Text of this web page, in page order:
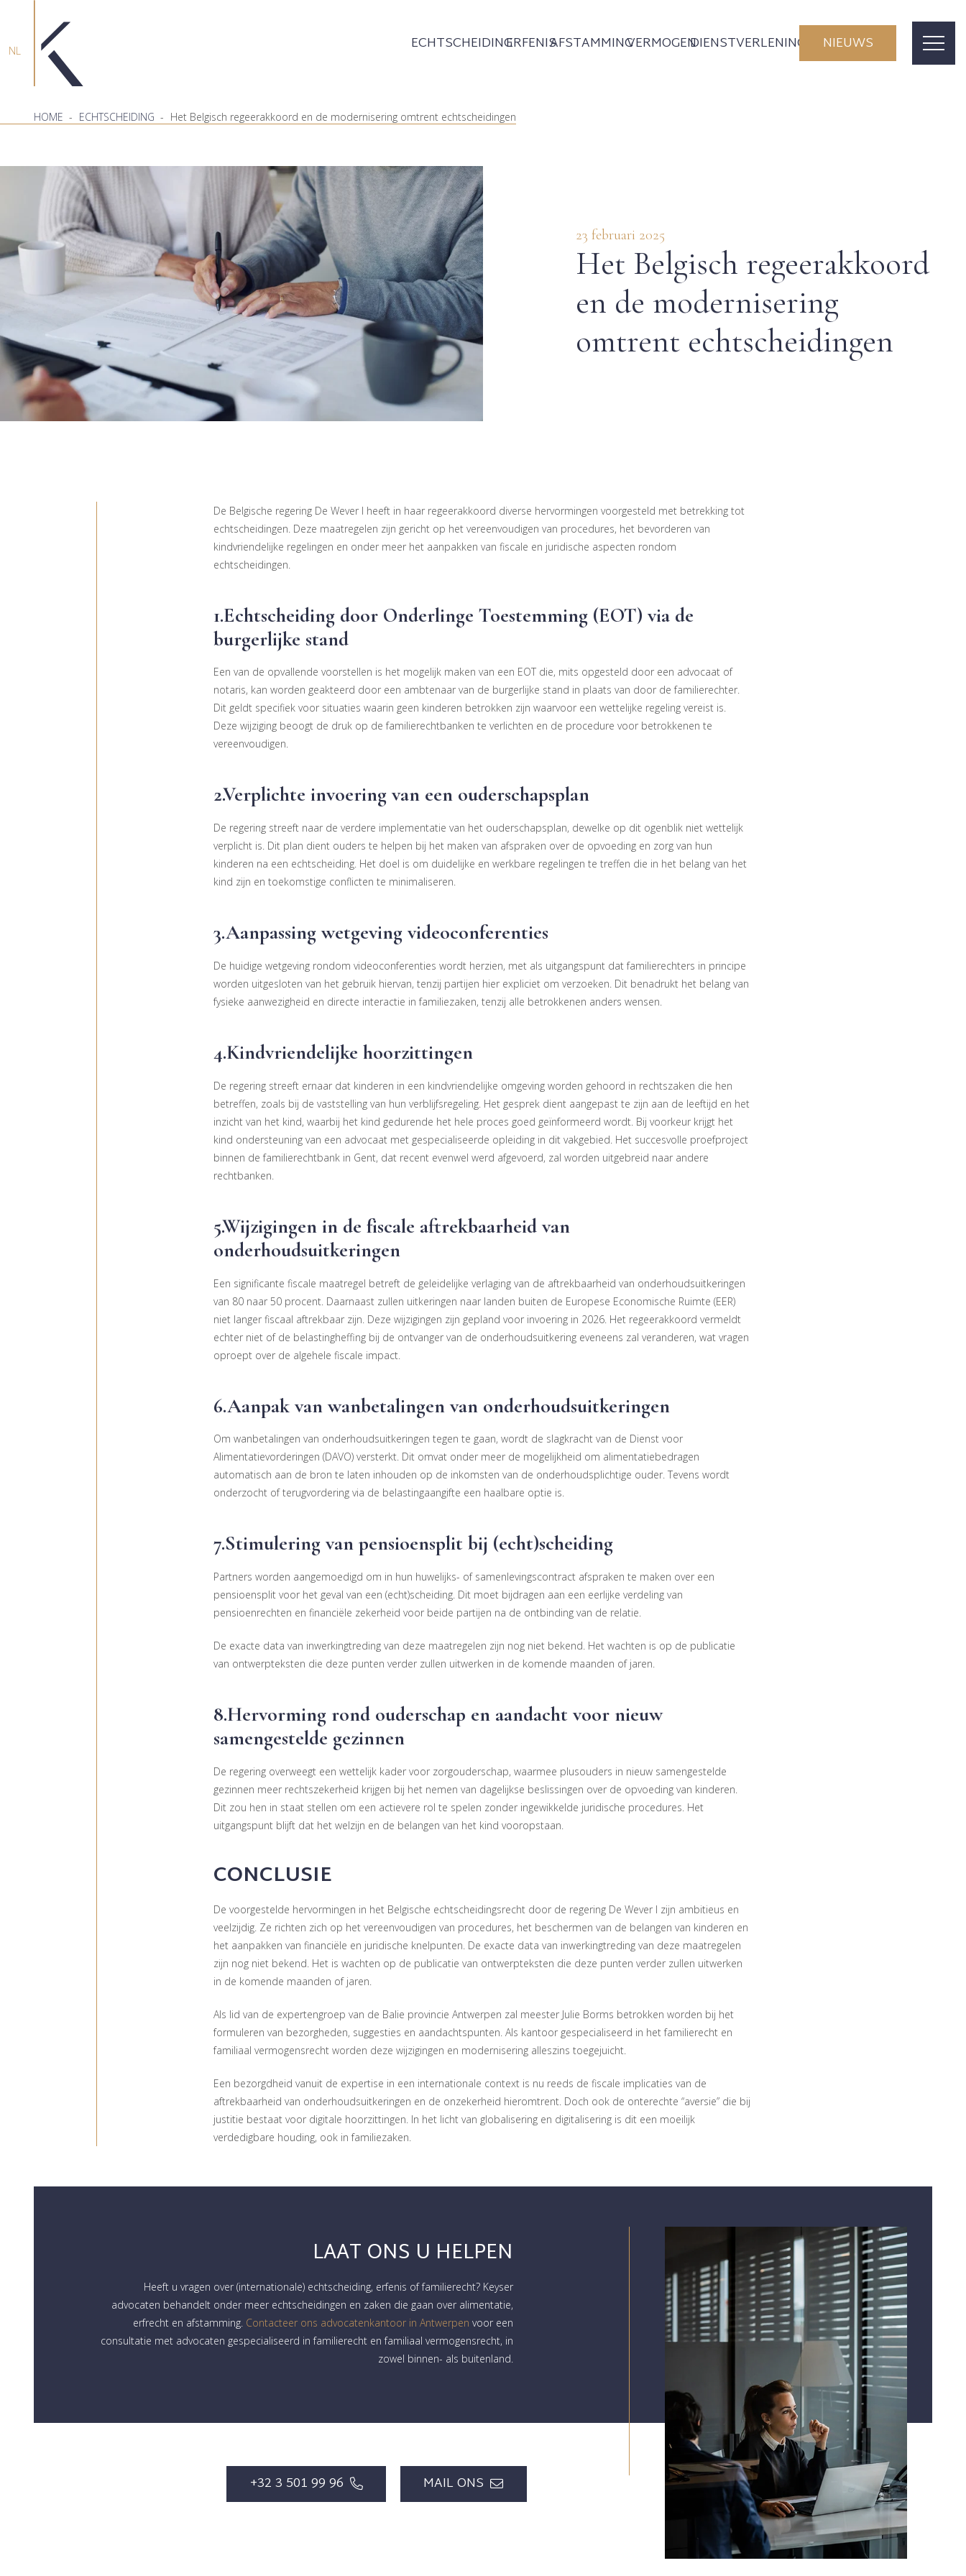
NL ECHTSCHEIDINGERFENISAFSTAMMINGVERMOGENDIENSTVERLENING NIEUWS
HOME - ECHTSCHEIDING - Het Belgisch regeerakkoord en de modernisering omtrent echtscheidingen
23 februari 2025
Het Belgisch regeerakkoord
en de modernisering
omtrent echtscheidingen
De Belgische regering De Wever I heeft in haar regeerakkoord diverse hervormingen voorgesteld met betrekking tot
echtscheidingen. Deze maatregelen zijn gericht op het vereenvoudigen van procedures, het bevorderen van
kindvriendelijke regelingen en onder meer het aanpakken van fiscale en juridische aspecten rondom
echtscheidingen.
1.Echtscheiding door Onderlinge Toestemming (EOT) via de
burgerlijke stand
Een van de opvallende voorstellen is het mogelijk maken van een EOT die, mits opgesteld door een advocaat of
notaris, kan worden geakteerd door een ambtenaar van de burgerlijke stand in plaats van door de familierechter.
Dit geldt specifiek voor situaties waarin geen kinderen betrokken zijn waarvoor een wettelijke regeling vereist is.
Deze wijziging beoogt de druk op de familierechtbanken te verlichten en de procedure voor betrokkenen te
vereenvoudigen.
2.Verplichte invoering van een ouderschapsplan
De regering streeft naar de verdere implementatie van het ouderschapsplan, dewelke op dit ogenblik niet wettelijk
verplicht is. Dit plan dient ouders te helpen bij het maken van afspraken over de opvoeding en zorg van hun
kinderen na een echtscheiding. Het doel is om duidelijke en werkbare regelingen te treffen die in het belang van het
kind zijn en toekomstige conflicten te minimaliseren.
3.Aanpassing wetgeving videoconferenties
De huidige wetgeving rondom videoconferenties wordt herzien, met als uitgangspunt dat familierechters in principe
worden uitgesloten van het gebruik hiervan, tenzij partijen hier expliciet om verzoeken. Dit benadrukt het belang van
fysieke aanwezigheid en directe interactie in familiezaken, tenzij alle betrokkenen anders wensen.
4.Kindvriendelijke hoorzittingen
De regering streeft ernaar dat kinderen in een kindvriendelijke omgeving worden gehoord in rechtszaken die hen
betreffen, zoals bij de vaststelling van hun verblijfsregeling. Het gesprek dient aangepast te zijn aan de leeftijd en het
inzicht van het kind, waarbij het kind gedurende het hele proces goed geïnformeerd wordt. Bij voorkeur krijgt het
kind ondersteuning van een advocaat met gespecialiseerde opleiding in dit vakgebied. Het succesvolle proefproject
binnen de familierechtbank in Gent, dat recent evenwel werd afgevoerd, zal worden uitgebreid naar andere
rechtbanken.
5.Wijzigingen in de fiscale aftrekbaarheid van
onderhoudsuitkeringen
Een significante fiscale maatregel betreft de geleidelijke verlaging van de aftrekbaarheid van onderhoudsuitkeringen
van 80 naar 50 procent. Daarnaast zullen uitkeringen naar landen buiten de Europese Economische Ruimte (EER)
niet langer fiscaal aftrekbaar zijn. Deze wijzigingen zijn gepland voor invoering in 2026. Het regeerakkoord vermeldt
echter niet of de belastingheffing bij de ontvanger van de onderhoudsuitkering eveneens zal veranderen, wat vragen
oproept over de algehele fiscale impact.
6.Aanpak van wanbetalingen van onderhoudsuitkeringen
Om wanbetalingen van onderhoudsuitkeringen tegen te gaan, wordt de slagkracht van de Dienst voor
Alimentatievorderingen (DAVO) versterkt. Dit omvat onder meer de mogelijkheid om alimentatiebedragen
automatisch aan de bron te laten inhouden op de inkomsten van de onderhoudsplichtige ouder. Tevens wordt
onderzocht of terugvordering via de belastingaangifte een haalbare optie is.
7.Stimulering van pensioensplit bij (echt)scheiding
Partners worden aangemoedigd om in hun huwelijks- of samenlevingscontract afspraken te maken over een
pensioensplit voor het geval van een (echt)scheiding. Dit moet bijdragen aan een eerlijke verdeling van
pensioenrechten en financiële zekerheid voor beide partijen na de ontbinding van de relatie.
De exacte data van inwerkingtreding van deze maatregelen zijn nog niet bekend. Het wachten is op de publicatie
van ontwerpteksten die deze punten verder zullen uitwerken in de komende maanden of jaren.
8.Hervorming rond ouderschap en aandacht voor nieuw
samengestelde gezinnen
De regering overweegt een wettelijk kader voor zorgouderschap, waarmee plusouders in nieuw samengestelde
gezinnen meer rechtszekerheid krijgen bij het nemen van dagelijkse beslissingen over de opvoeding van kinderen.
Dit zou hen in staat stellen om een actievere rol te spelen zonder ingewikkelde juridische procedures. Het
uitgangspunt blijft dat het welzijn en de belangen van het kind vooropstaan.
CONCLUSIE
De voorgestelde hervormingen in het Belgische echtscheidingsrecht door de regering De Wever I zijn ambitieus en
veelzijdig. Ze richten zich op het vereenvoudigen van procedures, het beschermen van de belangen van kinderen en
het aanpakken van financiële en juridische knelpunten. De exacte data van inwerkingtreding van deze maatregelen
zijn nog niet bekend. Het is wachten op de publicatie van ontwerpteksten die deze punten verder zullen uitwerken
in de komende maanden of jaren.
Als lid van de expertengroep van de Balie provincie Antwerpen zal meester Julie Borms betrokken worden bij het
formuleren van bezorgheden, suggesties en aandachtspunten. Als kantoor gespecialiseerd in het familierecht en
familiaal vermogensrecht worden deze wijzigingen en modernisering alleszins toegejuicht.
Een bezorgdheid vanuit de expertise in een internationale context is nu reeds de fiscale implicaties van de
aftrekbaarheid van onderhoudsuitkeringen en de onzekerheid hieromtrent. Doch ook de onterechte “aversie” die bij
justitie bestaat voor digitale hoorzittingen. In het licht van globalisering en digitalisering is dit een moeilijk
verdedigbare houding, ook in familiezaken.
LAAT ONS U HELPEN
Heeft u vragen over (internationale) echtscheiding, erfenis of familierecht? Keyser
advocaten behandelt onder meer echtscheidingen en zaken die gaan over alimentatie,
erfrecht en afstamming. Contacteer ons advocatenkantoor in Antwerpen voor een
consultatie met advocaten gespecialiseerd in familierecht en familiaal vermogensrecht, in
zowel binnen- als buitenland.
+32 3 501 99 96 MAIL ONS